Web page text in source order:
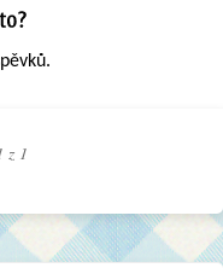
z 1